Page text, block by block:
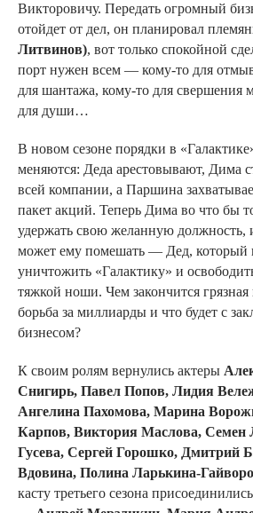
Викторовичу. Передать огромный
отойдет от дел, он планировал
Литвинов), вот только спокойной
порт нужен всем — кому-то для
для шантажа, кому-то для свершения
для души…
В новом сезоне порядки в
меняются: Деда арестовывают, Дима
всей компании, а Паршина
пакет акций. Теперь Дима во что бы
удержать свою желанную должность,
может ему помешать — Дед, который
уничтожить «Галактику» и
тяжкой ноши. Чем закончится
борьба за миллиарды и что будет с
бизнесом?
К своим ролям вернулись актеры
Снигирь, Павел Попов, Лидия
Ангелина Пахомова, Марина
Карпов, Виктория Маслова, Семен
Гусева, Сергей Горошко, Дмитрий
Вдовина, Полина Ларькина-
касту третьего сезона